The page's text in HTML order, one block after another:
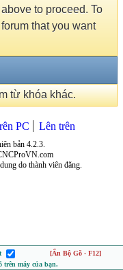
to proceed. To
that you want
từ khóa khác.
PC Lên trên
bản 4.2.3.
do thành viên đăng.
[Ẩn Bộ Gõ - F12]
trên máy của bạn.